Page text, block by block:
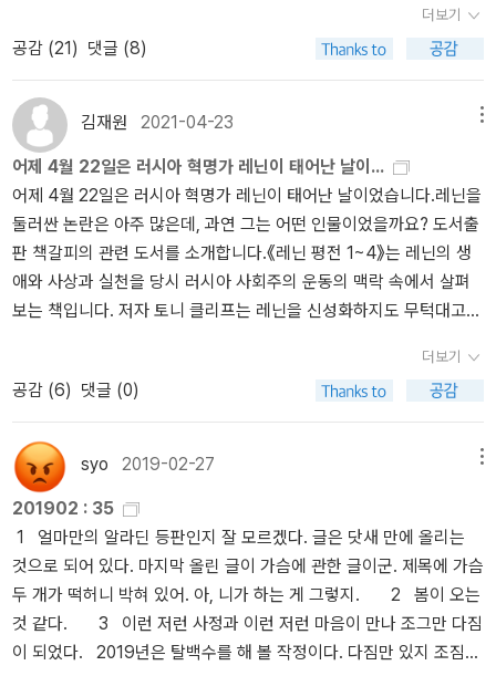
즉 그람시가 그토록 경멸했던 노선을 정당화하는 데 그람시를 이용한
것이다. 그람시가 말한 헤게모니 투쟁(대중이 특정 사상을 받아들이
훨씬 더 뒤인 20세기가 끝나갈 무렵 한 세대의 포스트모더니스트 미
디어 학자들은 그람시를 이용해 자신들의 견해를 정당화했다. 즉, 메
신저가 곧 메시지이고, 헤게모니는 여론에 영향을 미치려고 미디어에
서 한 자리를 차지하는 것이라는 견해 말이다.
사실, 《옥중 수고》의 바탕에는 그람시가 이탈리아 공산당 지도부를
상대로 벌인 투쟁이 깔려 있다. 당시 이탈리아 공산당은 스탈린이 모
스크바에서 내리는 지령을 충실히 따르고 있었다. 1929년 점차 독재
권력을 휘두르고 있었던 스탈린은 자본주의가 최후의 위기를 맞았으
파시즘을 전복하기 위해 당장 봉기해야 한다고 주장했다. 그람시는
이것이 헛소리, 그것도 위험한 헛소리라는 것을 알고 있었다. 이탈리
맞서는 공동 행동이야말로 공산당이 노동자·농민 소비에트를 기반으
로 한 노동자 공화국이라는 개념을 독자적으로 내놓으면서도 대중과
관계 맺고 대중을 동원할 수 있는 길이라고 봤다. …
《옥중 수고》는 이런 관점에서 읽어야 한다. 그람시는 혁명을 거부하
기는커녕 어떻게 서유럽에서 혁명이 일어날 수 있는가 하는 주장으로
되돌아갔다. 그러면서 참을성이라는 혁명적 미덕을 강조했다. 그람시
가 볼 때 무장봉기는 여전히 '투쟁의 결정적 순간'이었고, 그가 말한
'현대 군주'(혁명적 정당)는 투쟁을 조정하고 보편화하는 중앙집중적
주친 책은 소심해진다. 뜨거워진 독자들의 눈에 책이 들어오지 않는
다. 그래도 화를 삭인 독자들은 평소처럼 책을 읽는다. 하지만 어떤 사
람들은 세상이 어지러운 마당에 한가하게 책 읽을 때냐고 째려보면서
말한다. 그들은 모른다. 점점 혼탁해지는 세상을 견디면서 살아가는
독자들이 왜 책을 읽는지를.서울 독서 모임<달의 궁전> 찬쉐, 강영희
옮김 《격정세계》 (은행나무, 2024년)2025년 3월 8일 토요일, 오후
2시~4시장소: 투썸플레이스 을지로입구역점<달궁>을 만든 독자들
삽하나, 헤르메스, 마욤, 레삭매냐, 시진,습습, 숨, 대장물방울, Jarret
t, 최해성(독서 모임 후기 엮은이)독서 모임 <달의 궁전>(달궁) 올해
첫 번째 책은 중국의 작가 찬쉐(殘雪)의 장편소설 《격정 세계》
다. 《격정 세계》에 나오는 인물들은 책이 없으면 살 수 없는 독자들이
독자들은 ‘비둘기’라는 이름의 북클럽의 정규 회원이다. ‘비둘기’ 모임
에 한 번 참석하게 되면 ‘문학’을 바라보는 독자들의 눈빛이 달라진다.
소설 속 독자들은 유독 문학을 좋아한다. 이 소설에서 가장 눈에 띄는
인물은 한마(寒馬)다. 한마는 자신보다 책을 엄청나게 좋아하는 샤오
쌍(小桑)을 만나면서부터 소설에 흥미를 느끼기 시작한다. 샤오쌍의
소개로 ‘비둘기’ 모임에 참석한 이후부터 한마는 ‘읽는 인간’에서 ‘글
쓰는 인간’으로 성장한다. 한마는 작가가 되기로 결심한다. 《격정 세
계》는 독서와 글쓰기를 예찬하는 소설이다. 진심으로 책을 사랑하는
독자는 글쓰기도 좋아한다. 글을 쓰는 모든 독자는 작가가 될 수 없다.
하지만 천쉐는 이 세상에 글 쓰는 독자들이 많을수록 좋다고 말한
다. 샤오쌍과 한마는 작가 찬쉐의 분신이다. 책을 잘 읽는 샤오쌍도 글
더보기
공감 (21) 댓글 (8)
김재원 2021-04-23
어제 4월 22일은 러시아 혁명가 레닌이 태어난 날이...
어제 4월 22일은 러시아 혁명가 레닌이 태어난 날이었습니다.레닌을
둘러싼 논란은 아주 많은데, 과연 그는 어떤 인물이었을까요? 도서출
판 책갈피의 관련 도서를 소개합니다.《레닌 평전 1~4》는 레닌의 생
애와 사상과 실천을 당시 러시아 사회주의 운동의 맥락 속에서 살펴
보는 책입니다. 저자 토니 클리프는 레닌을 신성화하지도 무턱대고
생을 헌신한 혁명가로서 레닌이 이러저러한 난관과 우여곡절 속에서
어떻게 생각했고 어떻게 실천했는지를 비판적으로 보며 교훈을 이끌
어 냅니다.《레닌과 21세기》는 레닌을 권력욕의 화신으로 보고 훗날
스탈린 체제의 원흉으로 보는 심각한 오해들을 바로잡습니다. 그리고
그의 사상과 실천이 오늘날에는 어떤 의미가 있는지 탐구합니다.《다
시보는 러시아 현대사: 혁명부터 스탈린 체제를 거쳐 푸틴까지》는 19
17년부터 지금까지의 러시아 역사를 실증적으로 돌아보는 책입니다.
소련 붕괴 30년인 올해 읽으면 딱 좋을 책입니다. 저자 마이크 헤인스
는 한국어판을 위해 최근 20년 역사를 다루는 글을 써 줬습니다.《처
음 만나는 혁명가들: 마르크스, 레닌, 룩셈부르크, 트로츠키, 그람시》
는 고전 마르크스주의 전통의 혁명가 5명의 삶과 사상을 짧게짧게,
더보기
공감 (6) 댓글 (0)
syo 2019-02-27
201902 : 35
1 얼마만의 알라딘 등판인지 잘 모르겠다. 글은 닷새 만에 올리는
것으로 되어 있다. 마지막 올린 글이 가슴에 관한 글이군. 제목에 가슴
두 개가 떡허니 박혀 있어. 아, 니가 하는 게 그렇지. 2 봄이 오는
것 같다. 3 이런 저런 사정과 이런 저런 마음이 만나 조그만 다짐
이 되었다. 2019년은 탈백수를 해 볼 작정이다. 다짐만 있지 조짐이